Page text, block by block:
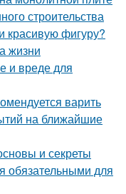
строительства
красивую фигуру?
жизни
и вреде для
варить
на ближайшие
и секреты
обязательными для